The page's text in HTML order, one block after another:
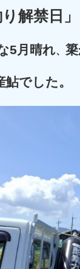
解禁日」
5月晴れ、
鮎でした。